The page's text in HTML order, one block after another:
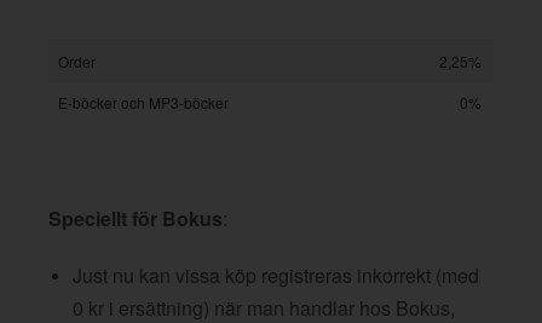
Order
2,25%
E-böcker och MP3-böcker
0%
Speciellt för Bokus:
Just nu kan vissa köp registreras inkorrekt (med
0 kr i ersättning) när man handlar hos Bokus,